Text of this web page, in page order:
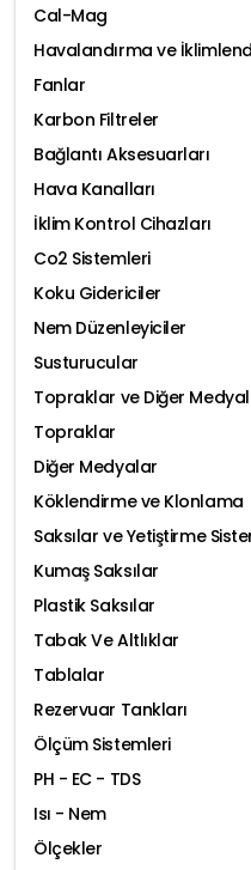
Cal-Mag
Havalandırma ve
Fanlar
Karbon Filtreler
Bağlantı Aksesuarları
Hava Kanalları
İklim Kontrol Cihazları
Co2 Sistemleri
Koku Gidericiler
Nem Düzenleyiciler
Susturucular
Topraklar ve Diğer
Topraklar
Diğer Medyalar
Köklendirme ve Klonlama
Saksılar ve Yetiştirme
Kumaş Saksılar
Plastik Saksılar
Tabak Ve Altlıklar
Tablalar
Rezervuar Tankları
Ölçüm Sistemleri
PH - EC - TDS
Isı - Nem
Ölçekler